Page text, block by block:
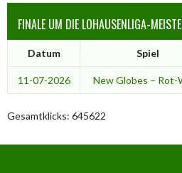
FINALE UM DIE LOHAUSENLIGA-
Datum Spiel
11-07-2026 New Globes – Rot-
Gesamtklicks: 645622